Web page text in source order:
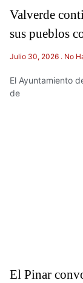
Valverde
sus pueblos
Julio 30, 2026 No
El Ayuntamiento
de
El Pinar